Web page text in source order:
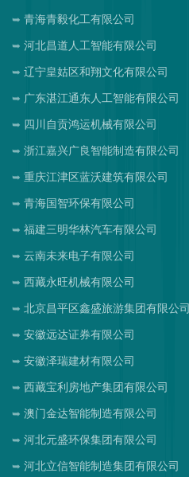
青海青毅化工有限公司
河北昌道人工智能有限公司
辽宁皇姑区和翔文化有限公司
广东湛江通东人工智能有限公司
四川自贡鸿运机械有限公司
浙江嘉兴广良智能制造有限公司
重庆江津区蓝沃建筑有限公司
青海国智环保有限公司
福建三明华林汽车有限公司
云南未来电子有限公司
西藏永旺机械有限公司
北京昌平区鑫盛旅游集团有限公司
安徽远达证券有限公司
安徽泽瑞建材有限公司
西藏宝利房地产集团有限公司
澳门金达智能制造有限公司
河北元盛环保集团有限公司
河北立信智能制造集团有限公司